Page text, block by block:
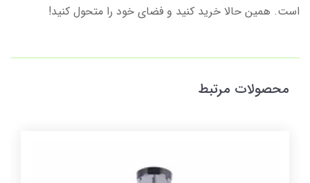
است. همین حالا خرید کنید و فضای خود را متحول کنید!
محصولات مرتبط